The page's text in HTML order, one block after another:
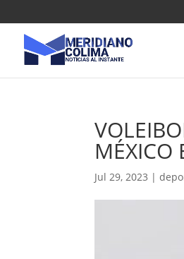
MÉXICO
Jul 29, 2023 |